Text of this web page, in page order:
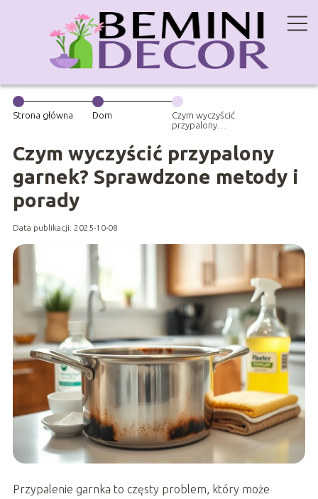
Strona główna Dom
Czym wyczyścić
przypalony
metody i
porady
Czym wyczyścić przypalony
garnek? Sprawdzone metody i
porady
Data publikacji: 2025-10-08
Przypalenie garnka to częsty problem, który może